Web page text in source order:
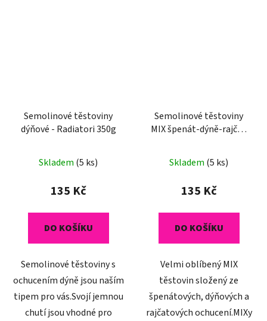
Semolinové těstoviny
dýňové - Radiatori 350g
Skladem (5 ks)
135 Kč
DO KOŠÍKU
Semolinové těstoviny s
ochucením dýně jsou naším
tipem pro vás.Svojí jemnou
chutí jsou vhodné pro
Semolinové těstoviny
MIX špenát-dýně-rajče -
Skladem (5 ks)
135 Kč
DO KOŠÍKU
Velmi oblíbený MIX
těstovin složený ze
špenátových, dýňových a
rajčatových ochucení.MIXy